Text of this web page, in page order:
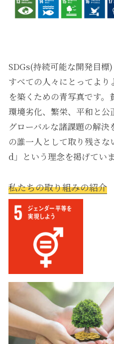
SDGs(持続可能な開発目標)
すべての人々にとってよ
を築くための青写真です。
環境劣化、繁栄、平和と公
グローバルな諸課題の解決
の誰一人として取り残さ
d」という理念を掲げていま
私たちの取り組みの紹介